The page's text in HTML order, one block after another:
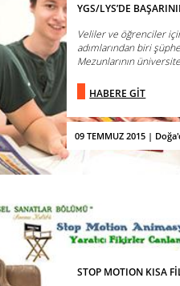
09 TEMMUZ 2015 |
YGS/LYS’DE
Veliler ve öğrenciler
adımlarından biri
Mezunlarının
HABERE GİT
STOP MOTION KISA